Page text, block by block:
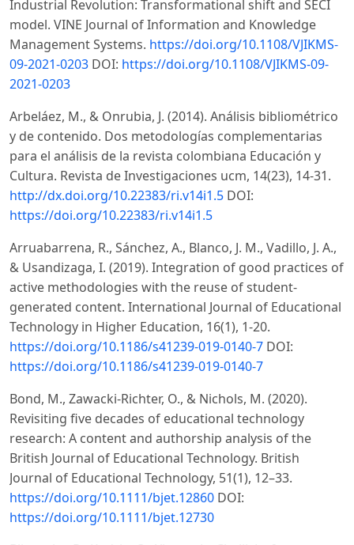
Industrial Revolution: Transformational shift and SECI
model. VINE Journal of Information and Knowledge
Management Systems. https://doi.org/10.1108/VJIKMS-
09-2021-0203 DOI: https://doi.org/10.1108/VJIKMS-09-
2021-0203
Arbeláez, M., & Onrubia, J. (2014). Análisis bibliométrico
y de contenido. Dos metodologías complementarias
para el análisis de la revista colombiana Educación y
Cultura. Revista de Investigaciones ucm, 14(23), 14-31.
http://dx.doi.org/10.22383/ri.v14i1.5 DOI:
https://doi.org/10.22383/ri.v14i1.5
Arruabarrena, R., Sánchez, A., Blanco, J. M., Vadillo, J. A.,
& Usandizaga, I. (2019). Integration of good practices of
active methodologies with the reuse of student-
generated content. International Journal of Educational
Technology in Higher Education, 16(1), 1-20.
https://doi.org/10.1186/s41239-019-0140-7 DOI:
https://doi.org/10.1186/s41239-019-0140-7
Bond, M., Zawacki-Richter, O., & Nichols, M. (2020).
Revisiting five decades of educational technology
research: A content and authorship analysis of the
British Journal of Educational Technology. British
Journal of Educational Technology, 51(1), 12–33.
https://doi.org/10.1111/bjet.12860 DOI:
https://doi.org/10.1111/bjet.12730